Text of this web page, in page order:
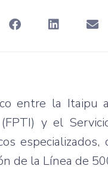
entre la Itaipu
y el
especializados,
de la Línea de